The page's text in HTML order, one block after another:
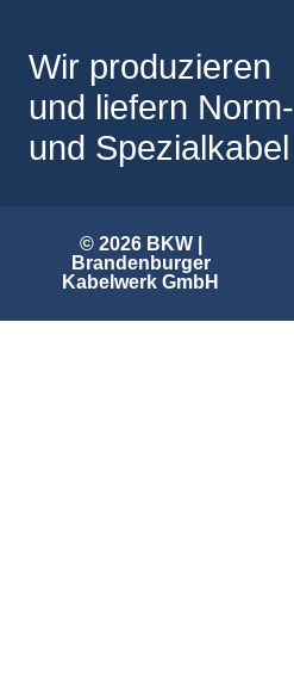
Wir produzieren
und liefern Norm-
und Spezialkabel
© 2026 BKW |
Brandenburger
Kabelwerk GmbH